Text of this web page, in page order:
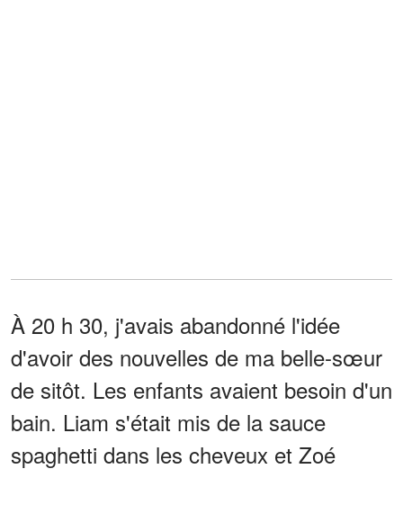
À 20 h 30, j'avais abandonné l'idée
d'avoir des nouvelles de ma belle-sœur
de sitôt. Les enfants avaient besoin d'un
bain. Liam s'était mis de la sauce
spaghetti dans les cheveux et Zoé